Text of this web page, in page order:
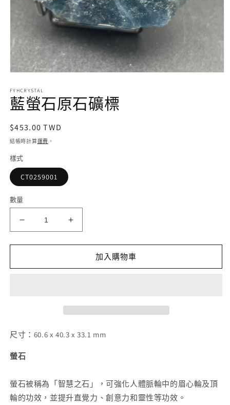
互
動
視
中
啟
多
體
檔
案
1
FYHCRYSTAL
藍螢石原石礦標
定
價
$453.00 TWD
結帳時計算運費 。
樣式
CT0259001
數量
原
量
少
原
標
量
加入購物車
尺寸：60.6 x 40.3 x 33.1 mm
螢石
螢石被稱為「智慧之石」，可強化人體脈輪中的眉心輪及頂
輪的功效，並提升直覺力、創意力和靈性等功效。